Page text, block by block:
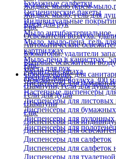
Бумажные салфетки
Гигиенические пакеты
Индивидуальные
Жидкое мыло (крем-
Жидкое мыло, гель для
Крем для рук
Мыло
Мыло, мыло-пена, гель
картриджах
Мыло-пена в канистрах, 5л
Паста для рук
Твердое мыло
Шампуни, гели для
Гели для душа
Шампуни
Еще
Освежители воздуха,
Автоматические
Блокаторы, удалители
Бытовые освежители
Удалители запаха
Освежители воздуха 300
Еще
Оборудование для
Диспенсеры для
Настенные диспенсеры
Диспенсеры для листовых
Диспенсеры для
Диспенсеры для рулонных
Диспенсеры для
Еще
Диспенсеры для
Диспенсеры для
Диспенсеры для салфеток
Диспенсеры для салфеток
Диспенсеры для